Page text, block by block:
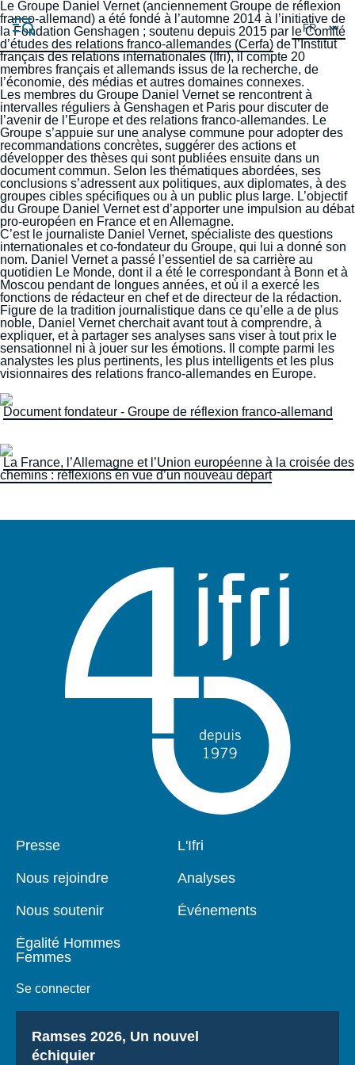
Aller
au
contenu
principal
Navigation
principale
L'Ifri
Analyses
Événements
Se connecter
À propos de l'Ifri
L'Ifri en bref
Recherches fréquentes
Proche-Orient
Le Groupe Daniel Vernet(anciennement Groupe de réflexion
franco-allemand) a été fondé à l’automne 2014 à l’initiative de
la Fondation Genshagen ; soutenu depuis 2015 par le Comité
d’études des relations franco-allemandes (Cerfa) de l’Institut
français des relations internationales (Ifri), il compte 20
membres français et allemands issus de la recherche, de
l’économie, des médias et autres domaines connexes.
Les membres du Groupe Daniel Vernet se rencontrent à
intervalles réguliers à Genshagen et Paris pour discuter de
l’avenir de l’Europe et des relations franco-allemandes. Le
Groupe s’appuie sur une analyse commune pour adopter des
recommandations concrètes, suggérer des actions et
développer des thèses qui sont publiées ensuite dans un
document commun. Selon les thématiques abordées, ses
conclusions s’adressent aux politiques, aux diplomates, à des
groupes cibles spécifiques ou à un public plus large. L’objectif
du Groupe Daniel Vernet est d’apporter une impulsion au débat
pro-européen en France et en Allemagne.
C’est le journaliste Daniel Vernet, spécialiste des questions
internationales et co-fondateur du Groupe, qui lui a donné son
nom. Daniel Vernet a passé l’essentiel de sa carrière au
quotidien Le Monde, dont il a été le correspondant à Bonn et à
Moscou pendant de longues années, et où il a exercé les
fonctions de rédacteur en chef et de directeur de la rédaction.
Figure de la tradition journalistique dans ce qu’elle a de plus
noble, Daniel Vernet cherchait avant tout à comprendre, à
expliquer, et à partager ses analyses sans viser à tout prix le
sensationnel ni à jouer sur les émotions. Il compte parmi les
analystes les plus pertinents, les plus intelligents et les plus
visionnaires des relations franco-allemandes en Europe.
Document fondateur - Groupe de réflexion franco-allemand
La France, l’Allemagne et l’Union européenne à la croisée des
chemins : réflexions en vue d’un nouveau départ
Pied
Presse
Nous rejoindre
Nous soutenir
Égalité Hommes
Femmes
Se connecter
Navigation
L'Ifri
Analyses
Événements
Titre
Ramses 2026, Un nouvel
échiquier
Panneau de gestion des cookies